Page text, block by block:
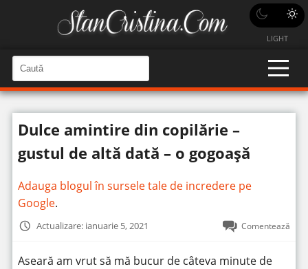
LIGHT
a
u
t
n
C
a
u
î
n
i
t
Dulce amintire din copilărie –
gustul de altă dată – o gogoașă
Adauga blogul în sursele tale de incredere pe
Google.
Actualizare: ianuarie 5, 2021 Comentează
Aseară am vrut să mă bucur de câteva minute de